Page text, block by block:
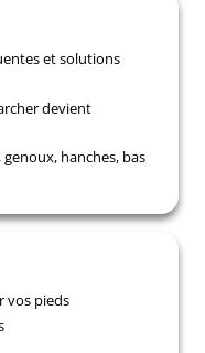
et solutions
devient
hanches, bas
vos pieds